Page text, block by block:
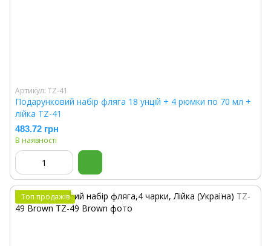
Артикул: TZ-41
Подарунковий набір фляга 18 унцій + 4 рюмки по 70 мл +
лійка TZ-41
483.72 грн
В наявності
Топ продажів